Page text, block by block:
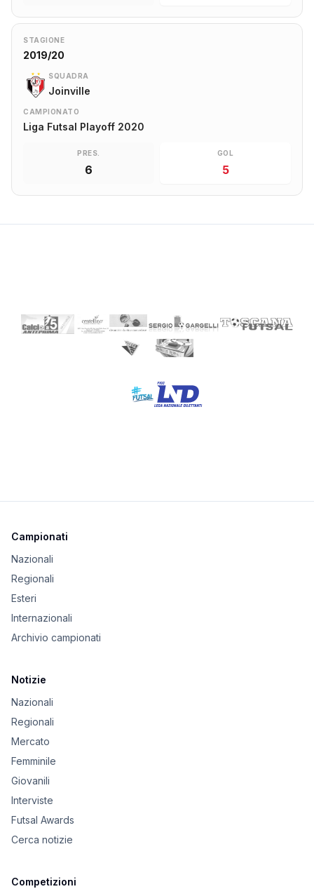
STAGIONE
2019/20
SQUADRA
Joinville
CAMPIONATO
Liga Futsal Playoff 2020
PRES.
6
GOL
5
Campionati
Nazionali
Regionali
Esteri
Internazionali
Archivio campionati
Notizie
Nazionali
Regionali
Mercato
Femminile
Giovanili
Interviste
Futsal Awards
Cerca notizie
Competizioni